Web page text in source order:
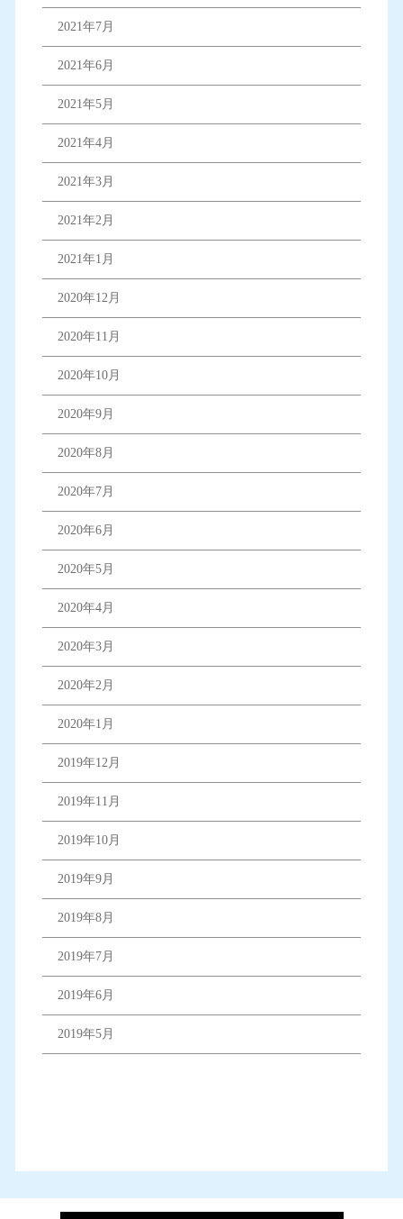
2021年7月
2021年6月
2021年5月
2021年4月
2021年3月
2021年2月
2021年1月
2020年12月
2020年11月
2020年10月
2020年9月
2020年8月
2020年7月
2020年6月
2020年5月
2020年4月
2020年3月
2020年2月
2020年1月
2019年12月
2019年11月
2019年10月
2019年9月
2019年8月
2019年7月
2019年6月
2019年5月